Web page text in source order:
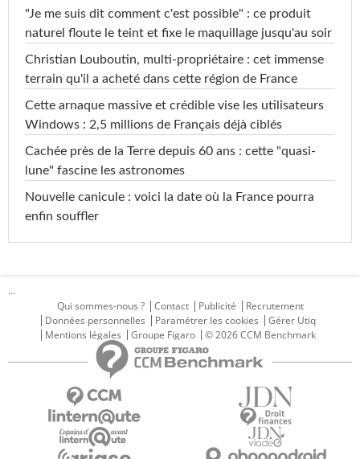
"Je me suis dit comment c'est possible" : ce produit
naturel floute le teint et fixe le maquillage jusqu'au soir
Christian Louboutin, multi-propriétaire : cet immense
terrain qu'il a acheté dans cette région de France
Cette arnaque massive et crédible vise les utilisateurs
Windows : 2,5 millions de Français déjà ciblés
Cachée près de la Terre depuis 60 ans : cette "quasi-
lune" fascine les astronomes
Nouvelle canicule : voici la date où la France pourra
enfin souffler
...
Qui sommes-nous ?
Contact Publicité
Recrutement
Données personnelles
Paramétrer les cookies
Gérer Utiq
Mentions légales
Groupe Figaro © 2026 CCM Benchmark